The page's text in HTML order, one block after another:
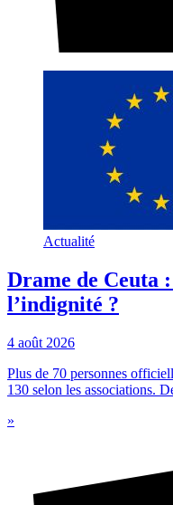
Actualité
Drame de Ceuta
l’indignité ?
4 août 2026
Plus de 70 personnes
130 selon les associations.
»